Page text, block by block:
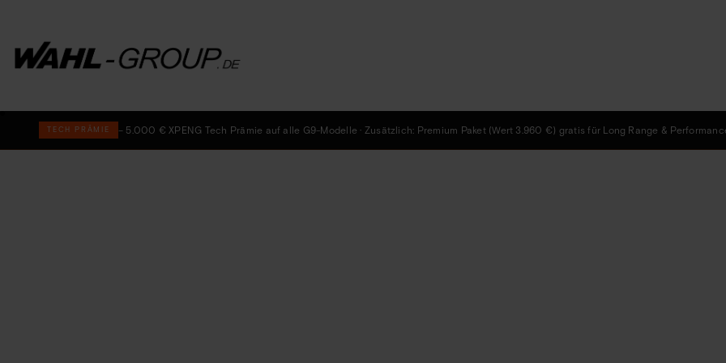
TECH PRÄMIE – 5.000 € XPENG Tech Prämie auf alle G9-Modelle · Zusätzlich: Premium Paket (Wert 3.960 €) gratis für Long Range &